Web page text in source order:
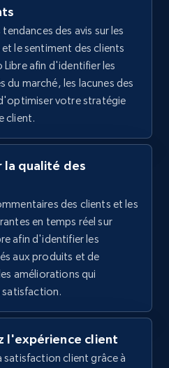
Currency, Initial
percent, and more.
Commencer
TikTok shop products
Currency, Initial
percent, and more.
Commencer
percent, and more.
tendances des avis sur les
le sentiment des clients
Libre afin d'identifier les
marché, les lacunes des
votre stratégie
client.
la qualité des
des clients et les
en temps réel sur
afin d'identifier les
aux produits et de
améliorations qui
satisfaction.
l'expérience client
satisfaction client grâce à